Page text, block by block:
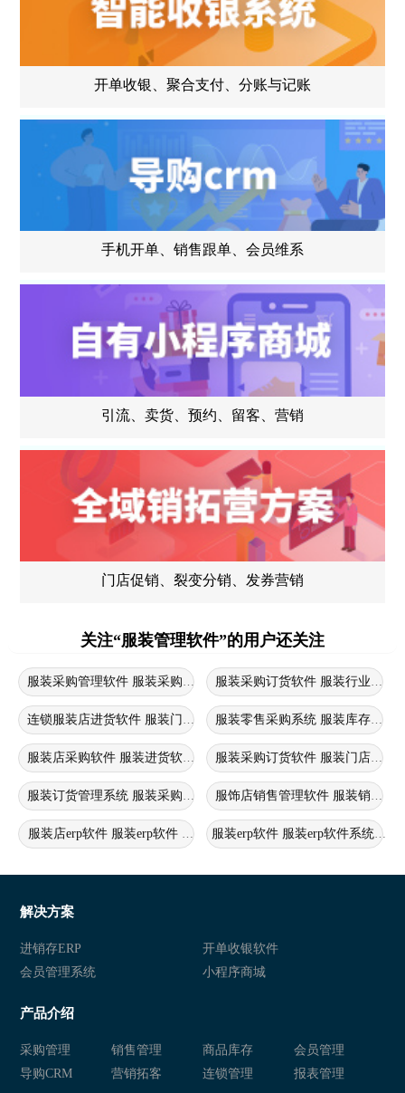
开单收银、聚合支付、分账与记账
手机开单、销售跟单、会员维系
引流、卖货、预约、留客、营销
门店促销、裂变分销、发券营销
关注“服装管理软件”的用户还关注
服装采购管理软件 服装采购系统 服装采购计划服装采购订货软件 服装行业采购
连锁服装店进货软件 服装门店销售管理系统 服装连锁管理软件
服装零售采购系统 服装库存管理
服装店采购软件 服装进货软件 服装连锁门店管理系统
服装采购订货软件 服装门店采购
服装订货管理系统 服装采购订货软件 服装批发管理软件
服饰店销售管理软件 服装销售管
服装店erp软件 服装erp软件 服装商品采购管理软件
服装erp软件 服装erp软件系统 服
服装采购管理软件 服装管理软件
服装采购供应商管理系统 服装采购管理系统
服装订货管理系统 服装店软件
解决方案
进销存ERP
开单收银软件
会员管理系统
小程序商城
产品介绍
采购管理 销售管理 商品库存
会员管理
导购CRM
营销拓客 连锁管理 报表管理